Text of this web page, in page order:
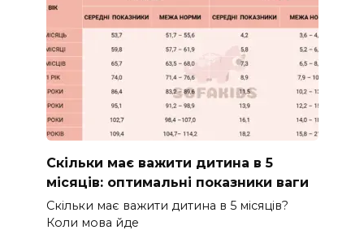
Скільки має важити дитина в 5
місяців: оптимальні показники ваги
Скільки має важити дитина в 5 місяців?
Коли мова йде